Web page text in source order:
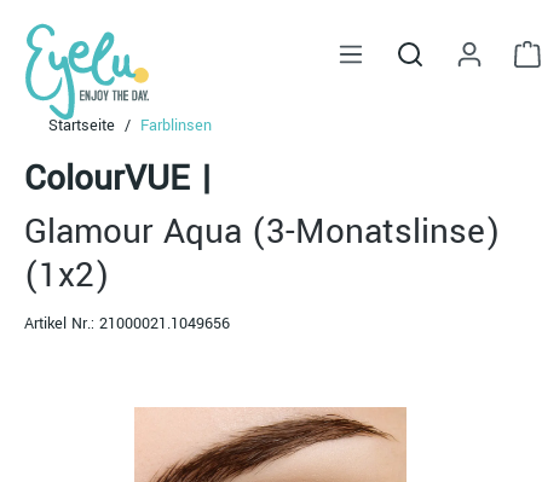
springen
Startseite Farblinsen
ColourVUE |
Glamour Aqua (3-Monatslinse)
(1x2)
Artikel Nr.: 21000021.1049656
Bildergalerie überspringen